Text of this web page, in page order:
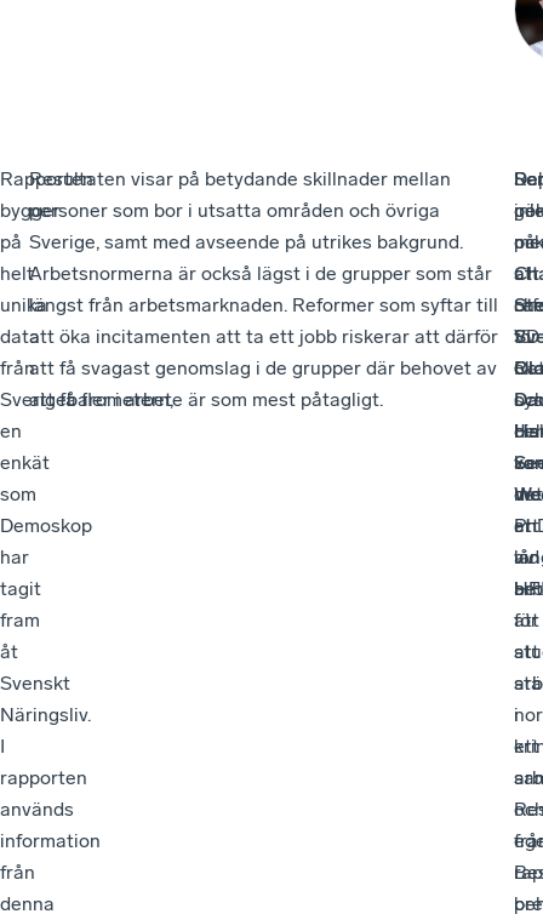
Rapporten
bygger
på
helt
unika
data
från
Sverigebarometern,
en
enkät
som
Demoskop
har
tagit
fram
åt
Svenskt
Näringsliv.
I
rapporten
används
information
från
denna
Resultaten visar på betydande skillnader mellan
personer som bor i utsatta områden och övriga
Sverige, samt med avseende på utrikes bakgrund.
Arbetsnormerna är också lägst i de grupper som står
längst från arbetsmarknaden. Reformer som syftar till
att öka incitamenten att ta ett jobb riskerar att därför
att få svagast genomslag i de grupper där behovet av
att få fler i arbete är som mest påtagligt.
på
att
för
ett
för
att
att
det
är
av
att
i
ett
gör
VD
vid